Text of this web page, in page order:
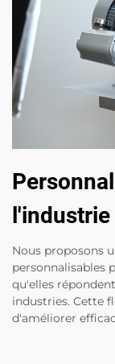
l'industrie
Nous proposons
personnalisables
qu'elles
industries. Cette
d'améliorer